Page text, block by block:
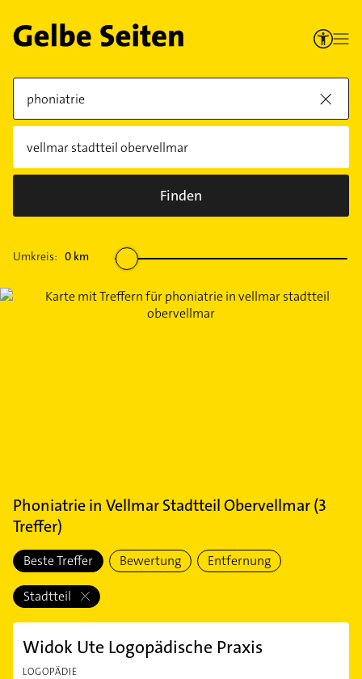
Finden
Umkreis: 0 km
Phoniatriein Vellmar Stadtteil Obervellmar(3
Treffer)
Beste Treffer Bewertung Entfernung
Stadtteil
Widok Ute Logopädische Praxis
LOGOPÄDIE